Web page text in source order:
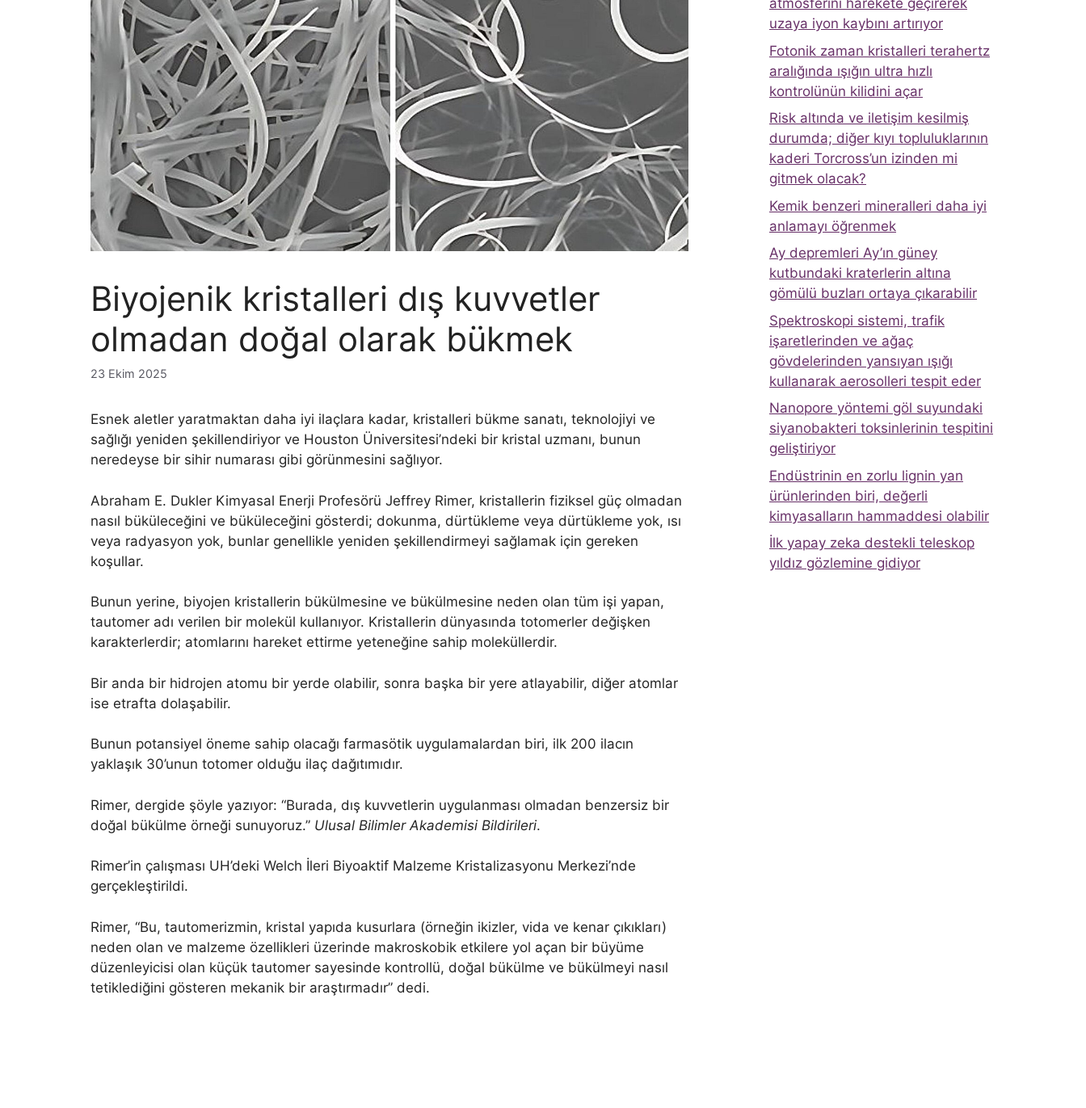
Biyojenik kristalleri dış kuvvetler
olmadan doğal olarak bükmek
23 Ekim 2025
Esnek aletler yaratmaktan daha iyi ilaçlara kadar, kristalleri bükme sanatı, teknolojiyi ve
sağlığı yeniden şekillendiriyor ve Houston Üniversitesi’ndeki bir kristal uzmanı, bunun
neredeyse bir sihir numarası gibi görünmesini sağlıyor.
Abraham E. Dukler Kimyasal Enerji Profesörü Jeffrey Rimer, kristallerin fiziksel güç olmadan
nasıl büküleceğini ve büküleceğini gösterdi; dokunma, dürtükleme veya dürtükleme yok, ısı
veya radyasyon yok, bunlar genellikle yeniden şekillendirmeyi sağlamak için gereken
koşullar.
Bunun yerine, biyojen kristallerin bükülmesine ve bükülmesine neden olan tüm işi yapan,
tautomer adı verilen bir molekül kullanıyor. Kristallerin dünyasında totomerler değişken
karakterlerdir; atomlarını hareket ettirme yeteneğine sahip moleküllerdir.
Bir anda bir hidrojen atomu bir yerde olabilir, sonra başka bir yere atlayabilir, diğer atomlar
ise etrafta dolaşabilir.
Bunun potansiyel öneme sahip olacağı farmasötik uygulamalardan biri, ilk 200 ilacın
yaklaşık 30’unun totomer olduğu ilaç dağıtımıdır.
Rimer, dergide şöyle yazıyor: “Burada, dış kuvvetlerin uygulanması olmadan benzersiz bir
doğal bükülme örneği sunuyoruz.” Ulusal Bilimler Akademisi Bildirileri.
Rimer’in çalışması UH’deki Welch İleri Biyoaktif Malzeme Kristalizasyonu Merkezi’nde
gerçekleştirildi.
Rimer, “Bu, tautomerizmin, kristal yapıda kusurlara (örneğin ikizler, vida ve kenar çıkıkları)
neden olan ve malzeme özellikleri üzerinde makroskobik etkilere yol açan bir büyüme
düzenleyicisi olan küçük tautomer sayesinde kontrollü, doğal bükülme ve bükülmeyi nasıl
tetiklediğini gösteren mekanik bir araştırmadır” dedi.
atmosferini harekete geçirerek
uzaya iyon kaybını artırıyor
Fotonik zaman kristalleri terahertz
aralığında ışığın ultra hızlı
kontrolünün kilidini açar
Risk altında ve iletişim kesilmiş
durumda; diğer kıyı topluluklarının
kaderi Torcross’un izinden mi
gitmek olacak?
Kemik benzeri mineralleri daha iyi
anlamayı öğrenmek
Ay depremleri Ay’ın güney
kutbundaki kraterlerin altına
gömülü buzları ortaya çıkarabilir
Spektroskopi sistemi, trafik
işaretlerinden ve ağaç
gövdelerinden yansıyan ışığı
kullanarak aerosolleri tespit eder
Nanopore yöntemi göl suyundaki
siyanobakteri toksinlerinin tespitini
geliştiriyor
Endüstrinin en zorlu lignin yan
ürünlerinden biri, değerli
kimyasalların hammaddesi olabilir
İlk yapay zeka destekli teleskop
yıldız gözlemine gidiyor